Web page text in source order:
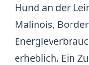
Hund an der
Malinois,
erheblich. Ein